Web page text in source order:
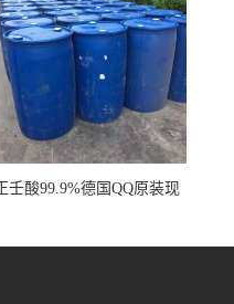
壬酸99.9%德国QQ原装现